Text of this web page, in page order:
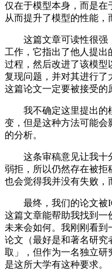
仅在于模型本身，而是在
从而提升了模型的性能，
这篇文章可读性很强
工作，它指出了他人提
过程，然后改进了该模型
复现问题，并对其进行了
这篇论文一定要被接受的
我不确定这里提出的
变，但是这种方法可能会
的分析。
这条审稿意见让我十
弱拒，所以仍然存在被拒
也会觉得我并没有失败，
最终，我们的论文被
这篇文章能帮助我找到一
未来会如何。我刚刚看到
论文（最好是和著名研究
取」，但作为一名独立研
是这所大学有这种要求。